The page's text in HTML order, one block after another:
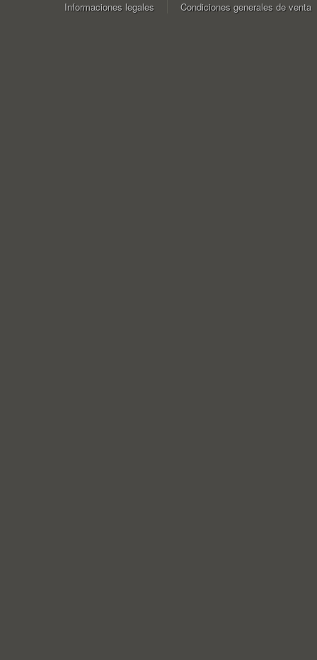
Informaciones legales Condiciones generales de venta